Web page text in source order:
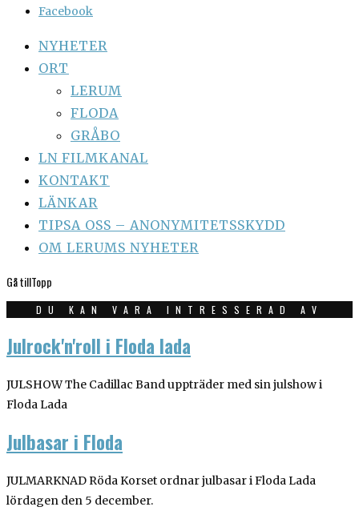
Facebook
NYHETER
ORT
LERUM
FLODA
GRÅBO
LN FILMKANAL
KONTAKT
LÄNKAR
TIPSA OSS – ANONYMITETSSKYDD
OM LERUMS NYHETER
Gå tillTopp
DU KAN VARA INTRESSERAD AV
Julrock'n'roll i Floda lada
JULSHOW The Cadillac Band uppträder med sin julshow i
Floda Lada
Julbasar i Floda
JULMARKNAD Röda Korset ordnar julbasar i Floda Lada
lördagen den 5 december.